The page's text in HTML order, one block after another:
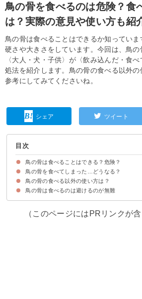
鳥の骨を食べるのは危険？食
は？実際の意見や使い方も紹
鳥の骨は食べることはできるか知ってい
硬さや大きさをしています。今回は、鳥の
〈大人・犬・子供〉が〈飲み込んだ・食
処法を紹介します。鳥の骨の食べる以外
参考にしてみてくださいね。
シェア ツイート
目次
鳥の骨は食べることはできる？危険？
鳥の骨を食べるのは危険なので避けるべき
鳥の骨を食べる人の意見・口コミ
鳥の骨を食べてしまった…どうなる？
鳥の骨を飲み込んだ後に何もなければ大丈夫
不安・体調に異変があれば医療機関を受診しよ
鳥の骨の食べる以外の使い方は？
鳥の骨は食べるのは避けるのが無難
（このページにはPRリンクが